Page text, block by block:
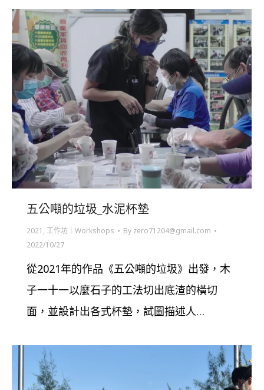
五公噸的垃圾_水泥杯墊
2021 , 工作坊｜Workshops By zero71204@gmail.com
2022/10/27
從2021年的作品《五公噸的垃圾》出發，木
子一十一以麼石子的工法切出底渣的橫切
面，並設計出各式杯墊，試圖描述人…